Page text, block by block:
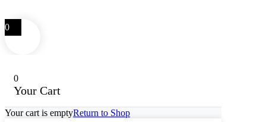
0
0
Your Cart
Your cart is emptyReturn to Shop